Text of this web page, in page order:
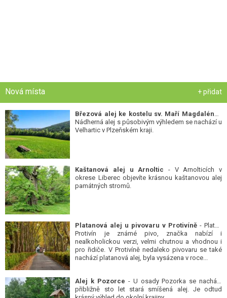
Nová místa + přidat
Nádherná alej s působivým výhledem se nachází u
Velhartic v Plzeňském kraji.
Kaštanová alej u Arnoltic - V Arnolticích v
okrese Liberec objevíte krásnou kaštanovou alej
památných stromů.
Platanová alej u pivovaru v Protivíně - Platan
Protivín je známé pivo, značka nabízí i
nealkoholickou verzi, velmi chutnou a vhodnou i
pro řidiče. V Protivíně nedaleko pivovaru se také
nachází platanová alej, byla vysázena v roce...
Alej k Pozorce - U osady Pozorka se nachází
přibližně sto let stará smíšená alej. Je odtud